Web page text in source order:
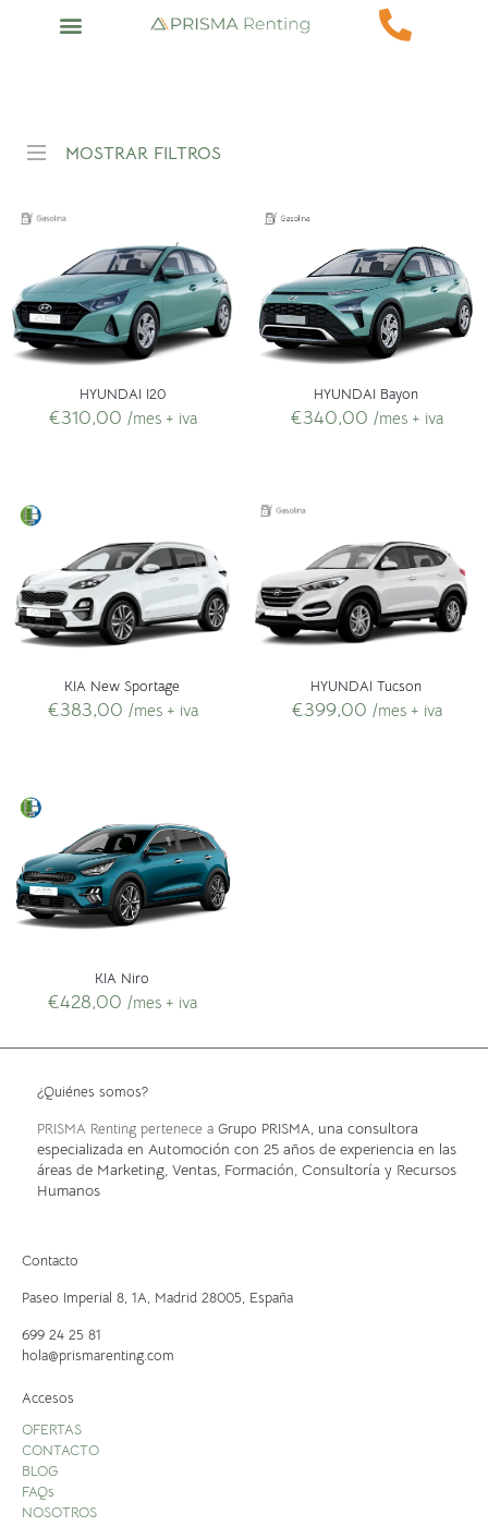
MOSTRAR FILTROS
HYUNDAI I20
€310,00 /mes + iva
HYUNDAI Bayon
€340,00 /mes + iva
KIA New Sportage
€383,00 /mes + iva
HYUNDAI Tucson
€399,00 /mes + iva
KIA Niro
€428,00 /mes + iva
¿Quiénes somos?
PRISMA Renting pertenece a Grupo PRISMA , una consultora
especializada en Automoción con 25 años de experiencia en las
áreas de Marketing, Ventas, Formación, Consultoría y Recursos
Humanos
Contacto
Paseo Imperial 8, 1A, Madrid 28005, España
699 24 25 81
hola@prismarenting.com
Accesos
OFERTAS
CONTACTO
BLOG
FAQs
NOSOTROS